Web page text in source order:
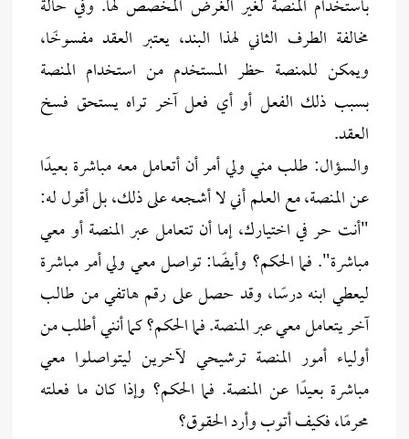
باستخدام المنصة لغير الغرض المخصص لها. وفي حالة
مخالفة الطرف الثاني لهذا البند، يعتبر العقد مفسوخًا،
ويمكن للمنصة حظر المستخدم من استخدام المنصة
بسبب ذلك الفعل أو أي فعل آخر تراه يستحق فسخ
العقد.
والسؤال: طلب مني ولي أمر أن أتعامل معه مباشرة بعيدًا
عن المنصة، مع العلم أني لا أشجعه على ذلك، بل أقول له:
"أنت حر في اختيارك، إما أن تتعامل عبر المنصة أو معي
مباشرة". فما الحكم؟ وأيضًا: تواصل معي ولي أمر مباشرة
ليعطي ابنه درسًا، وقد حصل على رقم هاتفي من طالب
آخر يتعامل معي عبر المنصة. فما الحكم؟ كما أنني أطلب من
أولياء أمور المنصة ترشيحي لآخرين ليتواصلوا معي
مباشرة بعيدًا عن المنصة. فما الحكم؟ وإذا كان ما فعلته
محرمًا، فكيف أتوب وأرد الحقوق؟